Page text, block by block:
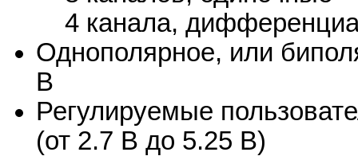
4 канала,
Однополярное, или
В
Регулируемые
(от 2.7 В до 5.25 В)